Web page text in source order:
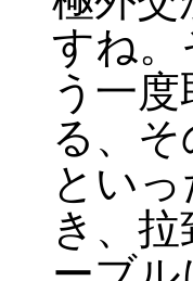
すね。
う一
る、
とい
き、